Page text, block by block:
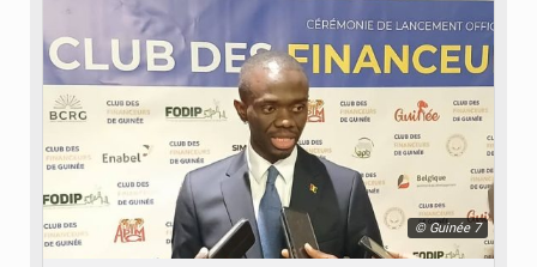
© Guinée 7